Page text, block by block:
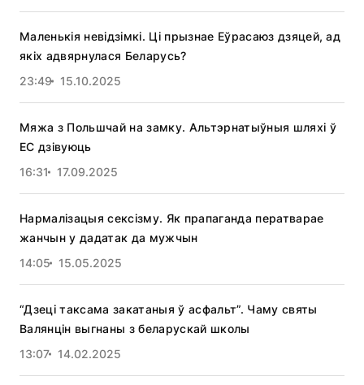
Маленькія невідзімкі. Ці прызнае Еўрасаюз дзяцей, ад
якіх адвярнулася Беларусь?
23:49
15.10.2025
Мяжа з Польшчай на замку. Альтэрнатыўныя шляхі ў
ЕС дзівуюць
16:31
17.09.2025
Нармалізацыя сексізму. Як прапаганда ператварае
жанчын у дадатак да мужчын
14:05
15.05.2025
“Дзеці таксама закатаныя ў асфальт”. Чаму святы
Валянцін выгнаны з беларускай школы
13:07
14.02.2025